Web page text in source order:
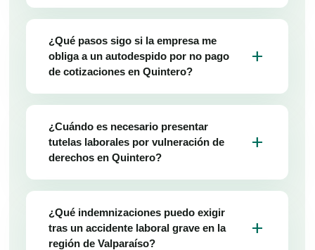
¿Qué pasos sigo si la empresa me
obliga a un autodespido por no pago
de cotizaciones en Quintero?
add
¿Cuándo es necesario presentar
tutelas laborales por vulneración de
derechos en Quintero?
add
¿Qué indemnizaciones puedo exigir
tras un accidente laboral grave en la
región de Valparaíso?
add